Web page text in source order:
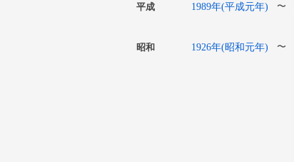
平成 1989年(平成元年) 〜
昭和 1926年(昭和元年) 〜